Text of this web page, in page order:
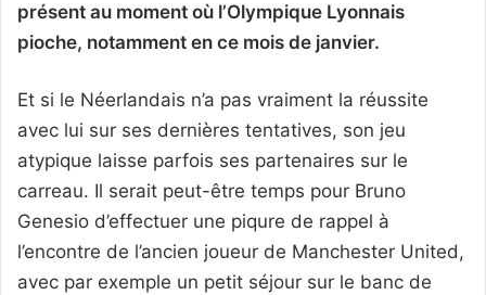
présent au moment où l’Olympique Lyonnais
pioche, notamment en ce mois de janvier.
Et si le Néerlandais n’a pas vraiment la réussite
avec lui sur ses dernières tentatives, son jeu
atypique laisse parfois ses partenaires sur le
carreau. Il serait peut-être temps pour Bruno
Genesio d’effectuer une piqure de rappel à
l’encontre de l’ancien joueur de Manchester United,
avec par exemple un petit séjour sur le banc de